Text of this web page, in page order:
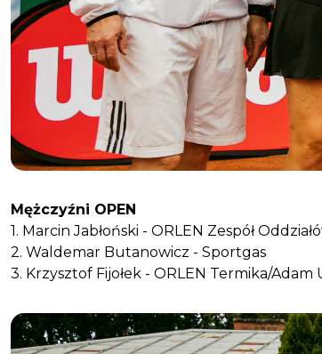
Mężczyźni OPEN
1. Marcin Jabłoński - ORLEN Zespół
2. Waldemar Butanowicz - Sportgas
3. Krzysztof Fijołek - ORLEN Termika/